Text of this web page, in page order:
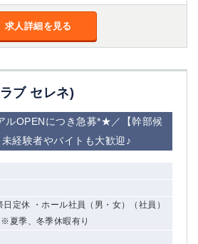
求人詳細を見る
ブ セレネ)
ルOPENにつき急募*★／【幹部候
経験者やバイトも大歓迎♪
定休 ・ホール社員（男・女）（社員）
※夏季、冬季休暇有り
溝の口
新横浜
橋本
横浜・桜木町
町
相模原